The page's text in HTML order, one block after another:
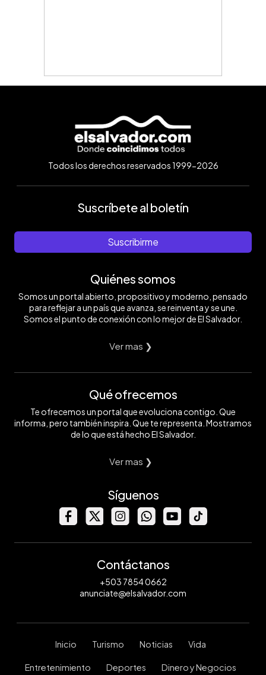
Todos los derechos reservados 1999-2026
Suscríbete al boletín
Suscribirme
Quiénes somos
Somos un portal abierto, propositivo y moderno, pensado
para reflejar a un país que avanza, se reinventa y se une.
Somos el punto de conexión con lo mejor de El Salvador.
Ver mas ❯
Qué ofrecemos
Te ofrecemos un portal que evoluciona contigo. Que
informa, pero también inspira. Que te representa. Mostramos
de lo que está hecho El Salvador.
Ver mas ❯
Síguenos
Contáctanos
+503 7854 0662
anunciate@elsalvador.com
Inicio Turismo Noticias Vida
Entretenimiento Deportes Dinero y Negocios